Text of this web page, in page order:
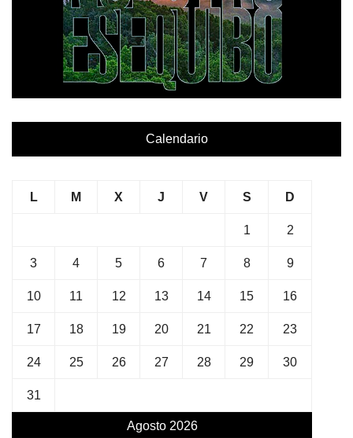
Calendario
Agosto 2026
L M X J V S D
1 2
3 4 5 6 7 8 9
10 11 12 13 14 15 16
17 18 19 20 21 22 23
24 25 26 27 28 29 30
31